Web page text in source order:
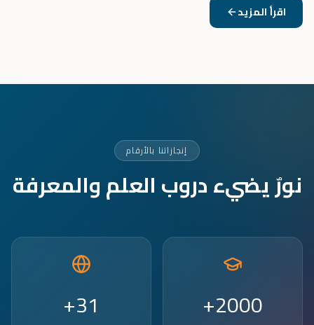
اقرأ المزيد
إنجازاتنا بالأرقام
نورٌ يضيء دروب العلم والمعرفة
2000+
31+